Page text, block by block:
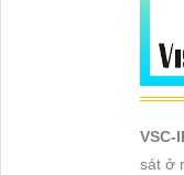
VSC-
sát ở